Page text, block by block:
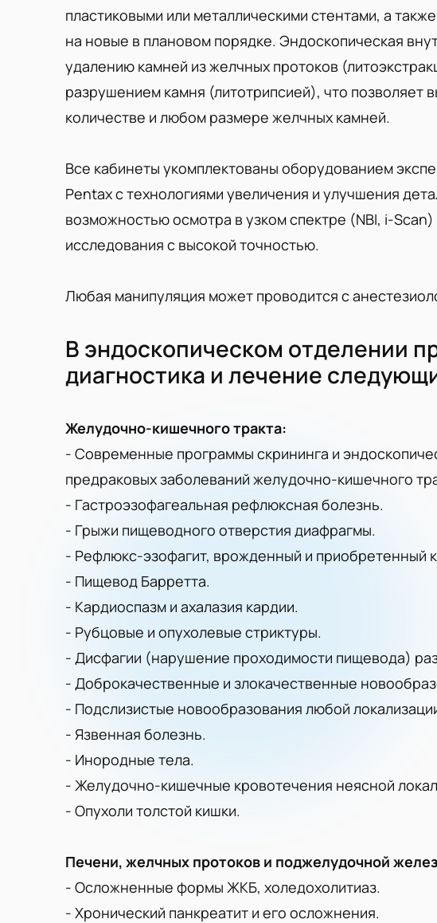
пластиковыми или металлическими стентами, а
на новые в плановом порядке. Эндоскопическая
удалению камней из желчных протоков
разрушением камня (литотрипсией), что позволяет
количестве и любом размере желчных камней.
Все кабинеты укомплектованы оборудованием
Pentax с технологиями увеличения и улучшения
возможностью осмотра в узком спектре (NBI, i-
исследования с высокой точностью.
Любая манипуляция может проводится с
В эндоскопическом отделении
диагностика и лечение
Желудочно-кишечного тракта:
- Современные программы скрининга и
предраковых заболеваний желудочно-кишечного
- Гастроэзофагеальная рефлюксная болезнь.
- Грыжи пищеводного отверстия диафрагмы.
- Рефлюкс-эзофагит, врожденный и приобретенный
- Пищевод Барретта.
- Кардиоспазм и ахалазия кардии.
- Рубцовые и опухолевые стриктуры.
- Дисфагии (нарушение проходимости пищевода)
- Доброкачественные и злокачественные
- Подслизистые новообразования любой
- Язвенная болезнь.
- Инородные тела.
- Желудочно-кишечные кровотечения неясной
- Опухоли толстой кишки.
Печени, желчных протоков и поджелудочной
- Осложненные формы ЖКБ, холедохолитиаз.
- Хронический панкреатит и его осложнения.